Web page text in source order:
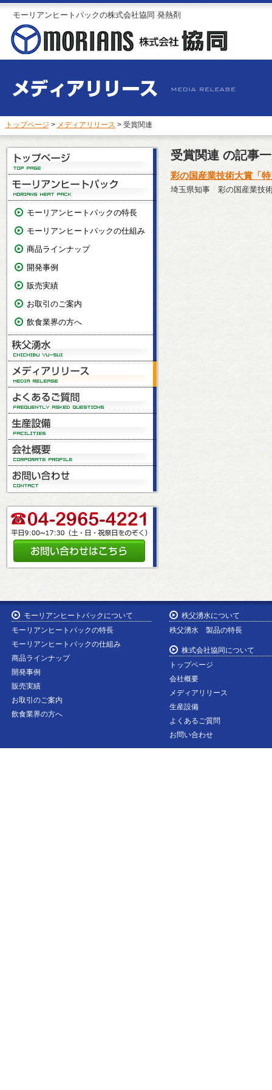
モーリアンヒートパックの株式会社協同 発熱剤
トップページ > メディアリリース > 受賞関連
モーリアンヒートパックの特長
モーリアンヒートパックの仕組み
商品ラインナップ
開発事例
販売実績
お取引のご案内
飲食業界の方へ
受賞関連 の記事
彩の国産業技術大賞「
埼玉県知事 彩の国産業技
モーリアンヒートパックについて
モーリアンヒートパックの特長
モーリアンヒートパックの仕組み
商品ラインナップ
開発事例
販売実績
お取引のご案内
飲食業界の方へ
秩父湧水について
秩父湧水 製品の特長
株式会社協同について
トップページ
会社概要
メディアリリース
生産設備
よくあるご質問
お問い合わせ